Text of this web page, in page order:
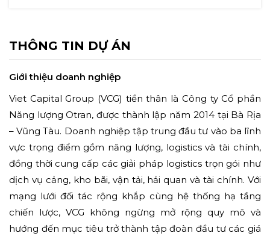
THÔNG TIN DỰ ÁN
Giới thiệu doanh nghiệp
Viet Capital Group (VCG) tiền thân là Công ty Cổ phần
Năng lượng Otran, được thành lập năm 2014 tại Bà Rịa
– Vũng Tàu. Doanh nghiệp tập trung đầu tư vào ba lĩnh
vực trọng điểm gồm năng lượng, logistics và tài chính,
đồng thời cung cấp các giải pháp logistics trọn gói như
dịch vụ cảng, kho bãi, vận tải, hải quan và tài chính. Với
mạng lưới đối tác rộng khắp cùng hệ thống hạ tầng
chiến lược, VCG không ngừng mở rộng quy mô và
hướng đến mục tiêu trở thành tập đoàn đầu tư các giá